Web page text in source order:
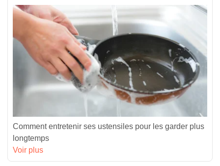
Comment entretenir ses ustensiles pour les garder plus
longtemps
Voir plus